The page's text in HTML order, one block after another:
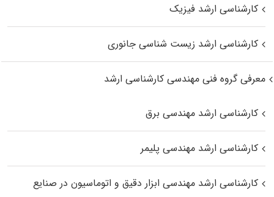
کارشناسی ارشد فیزیک
کارشناسی ارشد زیست‌ شناسی جانوری
معرفی گروه فنی مهندسی کارشناسی ارشد
کارشناسی ارشد مهندسی برق
کارشناسی ارشد مهندسی پلیمر
کارشناسی ارشد مهندسی ابزار دقیق و اتوماسیون در صنایع